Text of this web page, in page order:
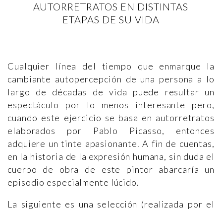
AUTORRETRATOS EN DISTINTAS
ETAPAS DE SU VIDA
Cualquier línea del tiempo que enmarque la
cambiante autopercepción de una persona a lo
largo de décadas de vida puede resultar un
espectáculo por lo menos interesante pero,
cuando este ejercicio se basa en autorretratos
elaborados por Pablo Picasso, entonces
adquiere un tinte apasionante. A fin de cuentas,
en la historia de la expresión humana, sin duda el
cuerpo de obra de este pintor abarcaría un
episodio especialmente lúcido.
La siguiente es una selección (realizada por el